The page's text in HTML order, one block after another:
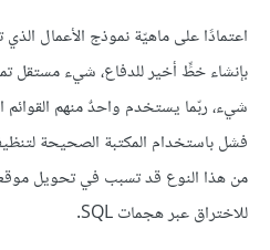
اعتمادًا على ماهيّة نموذج الأعمال الذي
بإنشاء خطٍّ أخير للدفاع، شيء مستقل
شيء، ربّما يستخدم واحدٌ منهم القوائم
فشل باستخدام المكتبة الصحيحة
من هذا النوع قد تسبب في تحويل
للاختراق عبر هجمات SQL.